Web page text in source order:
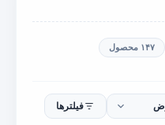
۱۴۷ محصول
فیلترها